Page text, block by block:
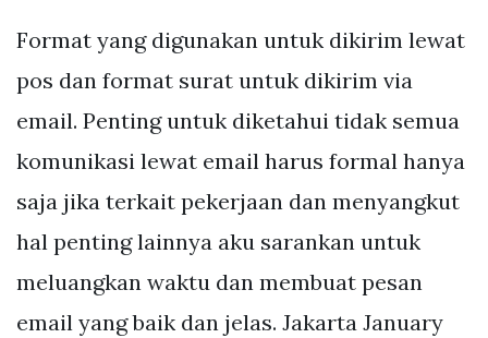
Format yang digunakan untuk dikirim lewat
pos dan format surat untuk dikirim via
email. Penting untuk diketahui tidak semua
komunikasi lewat email harus formal hanya
saja jika terkait pekerjaan dan menyangkut
hal penting lainnya aku sarankan untuk
meluangkan waktu dan membuat pesan
email yang baik dan jelas. Jakarta January